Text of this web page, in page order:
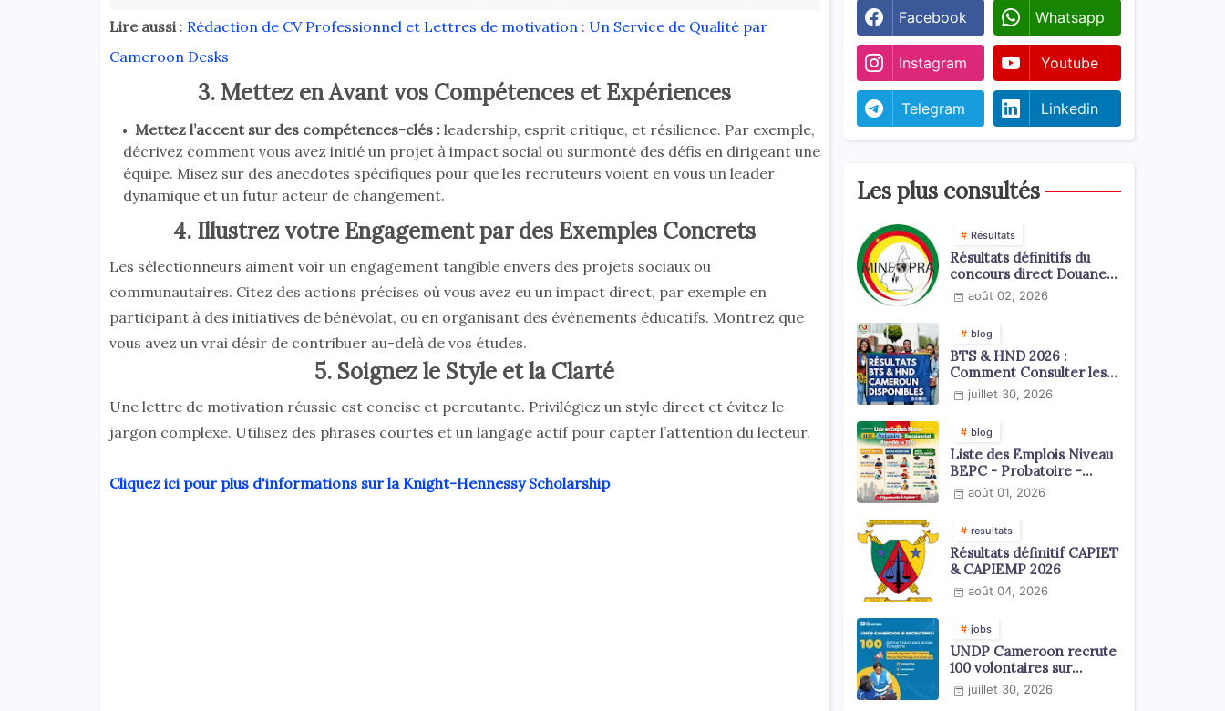
Lire aussi: Rédaction de CV Professionnel et Lettres de motivation : Un Service de Qualité par
Cameroon Desks
3. Mettez en Avant vos Compétences et Expériences
Mettez l’accent sur des compétences-clés :leadership, esprit critique, et résilience. Par exemple,
décrivez comment vous avez initié un projet à impact social ou surmonté des défis en dirigeant une
équipe. Misez sur des anecdotes spécifiques pour que les recruteurs voient en vous un leader
dynamique et un futur acteur de changement.
4. Illustrez votre Engagement par des Exemples Concrets
Les sélectionneurs aiment voir un engagement tangible envers des projets sociaux ou
communautaires. Citez des actions précises où vous avez eu un impact direct, par exemple en
participant à des initiatives de bénévolat, ou en organisant des événements éducatifs. Montrez que
vous avez un vrai désir de contribuer au-delà de vos études.
5. Soignez le Style et la Clarté
Une lettre de motivation réussie est concise et percutante. Privilégiez un style direct et évitez le
jargon complexe. Utilisez des phrases courtes et un langage actif pour capter l’attention du lecteur.
Cliquez ici pour plus d'informations sur la Knight-Hennessy Scholarship
Facebook Whatsapp
Instagram Youtube
Telegram Linkedin
Les plus consultés
Résultats
Résultats définitifs du
concours direct Douanes
2026août 02, 2026
blog
BTS & HND 2026 :
Comment Consulter les
Résultats ?
juillet 30, 2026
blog
Liste des Emplois Niveau
BEPC - Probatoire -
Baccalauréat dispoblible
en 2026
août 01, 2026
resultats
Résultats définitif CAPIET
& CAPIEMP 2026
août 04, 2026
jobs
UNDP Cameroon recrute
100 volontaires sur
l'échelle du territoire
national
juillet 30, 2026